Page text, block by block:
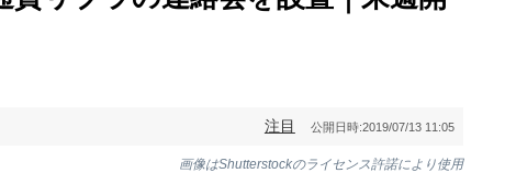
注目 公開日時:2019/07/13 11:05
画像はShutterstockのライセンス許諾により使用